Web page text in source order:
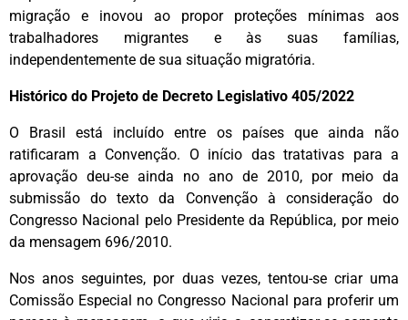
migração e inovou ao propor proteções mínimas aos
trabalhadores migrantes e às suas famílias,
independentemente de sua situação migratória.
Histórico do Projeto de Decreto Legislativo 405/2022
O Brasil está incluído entre os países que ainda não
ratificaram a Convenção. O início das tratativas para a
aprovação deu-se ainda no ano de 2010, por meio da
submissão do texto da Convenção à consideração do
Congresso Nacional pelo Presidente da República, por meio
da mensagem 696/2010.
Nos anos seguintes, por duas vezes, tentou-se criar uma
Comissão Especial no Congresso Nacional para proferir um